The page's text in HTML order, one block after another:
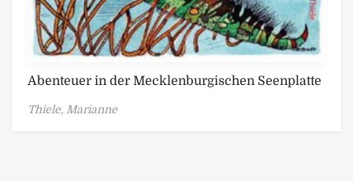
Abenteuer in der Mecklenburgischen Seenplatte
Thiele, Marianne